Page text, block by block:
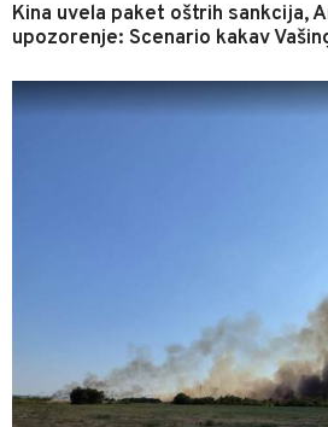
Kina uvela paket oštrih sankcija,
upozorenje: Scenario kakav